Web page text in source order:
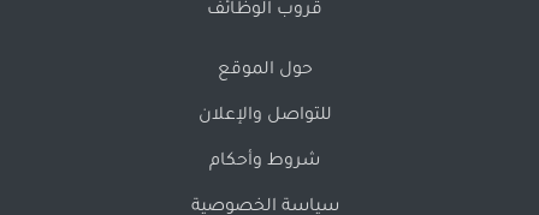
قروب الوظائف
حول الموقع
للتواصل والإعلان
شروط وأحكام
سياسة الخصوصية